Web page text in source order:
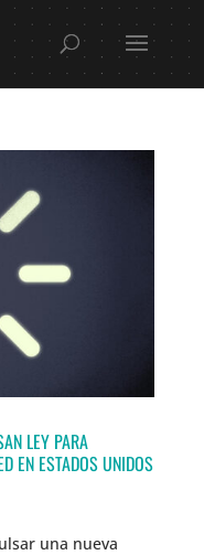
LEY PARA
EN ESTADOS UNIDOS
una nueva